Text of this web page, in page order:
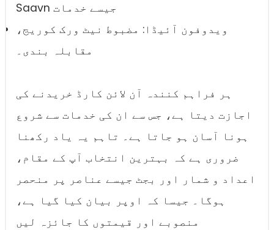
Saavn جیسے خدمات
ویدوفون آئیڈا: مضبوط نیٹ ورک کوریج،
مقابلہ بندی۔
ہر فراہم کنندہ آن لائن کارڈ خریدنے کی
اجازت دیتا ہے، جس سے ان کی خدمات سے شروع
ہونا آسان ہو جاتا ہے۔ تاہم یہ یاد رکھنا
ضروری ہے کہ بہترین انتخاب آپ کے مقام،
اعداد و شمار اور بجٹ جیسے عناصر پر منحصر
ہوگا۔ جیسا کہ اوپر بیان کیا گیا ہے،
منصوبے اور قیمتوں کا جائزہ لیں